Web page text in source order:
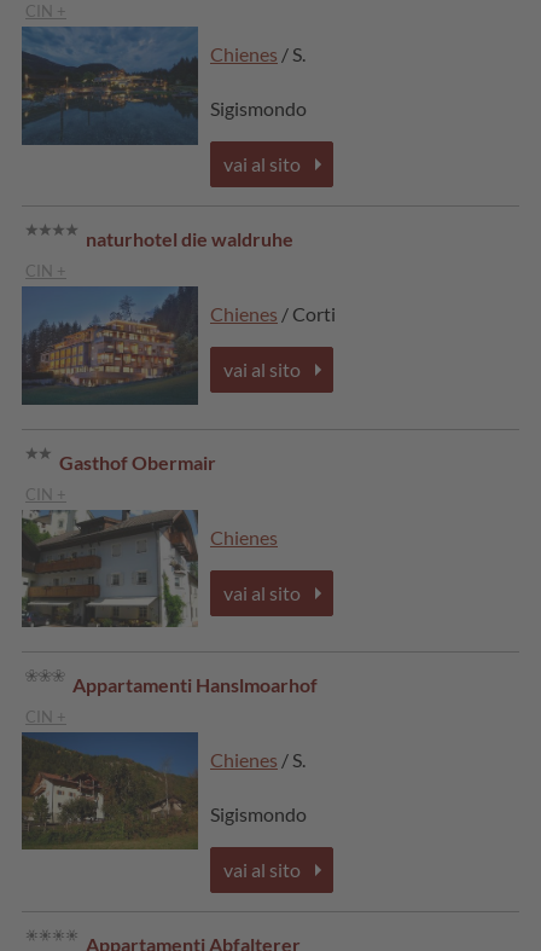
CIN +
Chienes / S.
Sigismondo
vai al sito
naturhotel die waldruhe
CIN +
Chienes / Corti
vai al sito
Gasthof Obermair
CIN +
Chienes
vai al sito
Appartamenti Hanslmoarhof
CIN +
Chienes / S.
Sigismondo
vai al sito
Appartamenti Abfalterer